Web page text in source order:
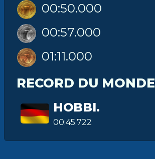
00:50.000
00:57.000
01:11.000
RECORD DU MONDE
HOBBI.
00:45.722